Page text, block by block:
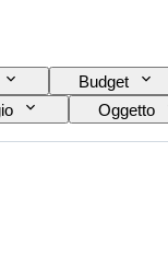
Budget
Oggetto
Edizione